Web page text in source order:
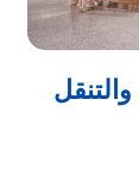
والتنقل